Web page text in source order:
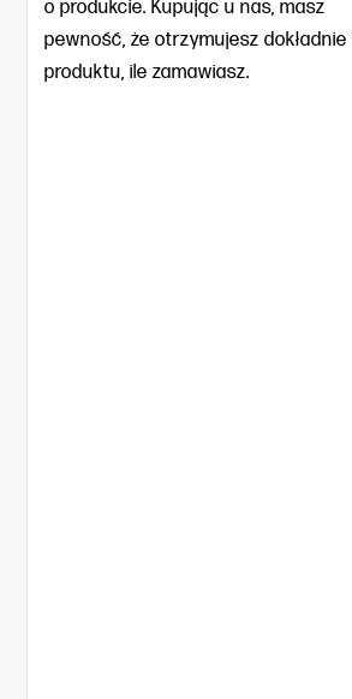
o produkcie. Kupując u nas, masz
pewność, że otrzymujesz dokładnie
produktu, ile zamawiasz.